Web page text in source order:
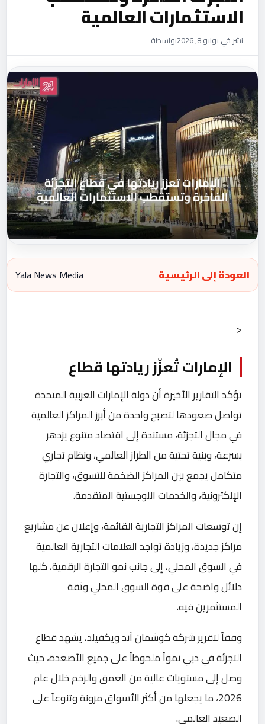
الاستثمارات العالمية
نشر في يونيو 8, 2026 بواسطة
العودة إلى الرئيسية Yala News Media
<
الإمارات تُعزّز ريادتها قطاع
تؤكد التقارير الأخيرة أن دولة الإمارات العربية المتحدة
تواصل صعودها لتصبح واحدة من أبرز المراكز العالمية
في مجال التجزئة، مستندة إلى اقتصاد متنوع يزدهر
بسرعة، وبنية تحتية من الطراز العالمي، ونظام تجاري
متكامل يجمع بين المراكز الضخمة للتسوق، والتجارة
الإلكترونية، والخدمات اللوجستية المتقدمة.
إن توسعات المراكز التجارية القائمة، وإعلان عن مشاريع
مراكز جديدة، وزيادة تواجد العلامات التجارية العالمية
في السوق المحلي، إلى جانب نمو التجارة الرقمية، كلها
دلائل واضحة على قوة السوق المحلي وثقة
المستثمرين فيه.
وفقاً لتقرير شركة كوشمان آند ويكفيلد، يشهد قطاع
التجزئة في دبي نمواً ملحوظاً على جميع الأصعدة، حيث
وصل إلى مستويات عالية من العمق والزخم خلال عام
2026، ما يجعلها من أكثر الأسواق مرونة وتنوعاً على
الصعيد العالمي.